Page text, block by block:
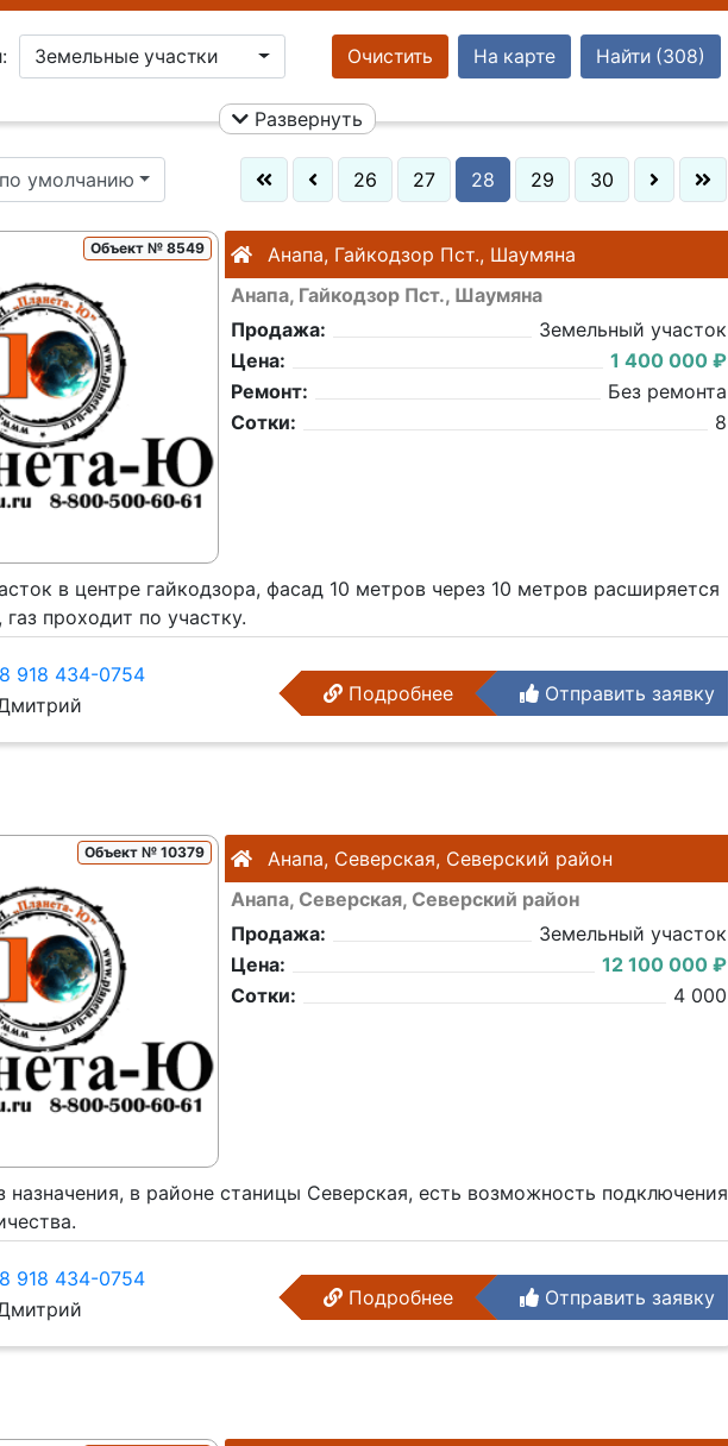
Земельные участки Найти (308)
На карте
Очистить
Развернуть
умолчанию 26 27 28 29 30
Объект № 8549
Анапа, Гайкодзор Пст., Шаумяна
Анапа, Гайкодзор Пст., Шаумяна
Продажа:
Земельный участок
Цена:
1 400 000 ₽
Ремонт:
Без ремонта
Сотки:
8
в центре гайкодзора, фасад 10 метров через 10 метров расширяется
проходит по участку.
918 434-0754
Подробнее Отправить заявку
Объект № 10379
Анапа, Северская, Северский район
Анапа, Северская, Северский район
Продажа:
Земельный участок
Цена:
12 100 000 ₽
Сотки:
4 000
назначения, в районе станицы Северская, есть возможность подключения
918 434-0754
Подробнее Отправить заявку